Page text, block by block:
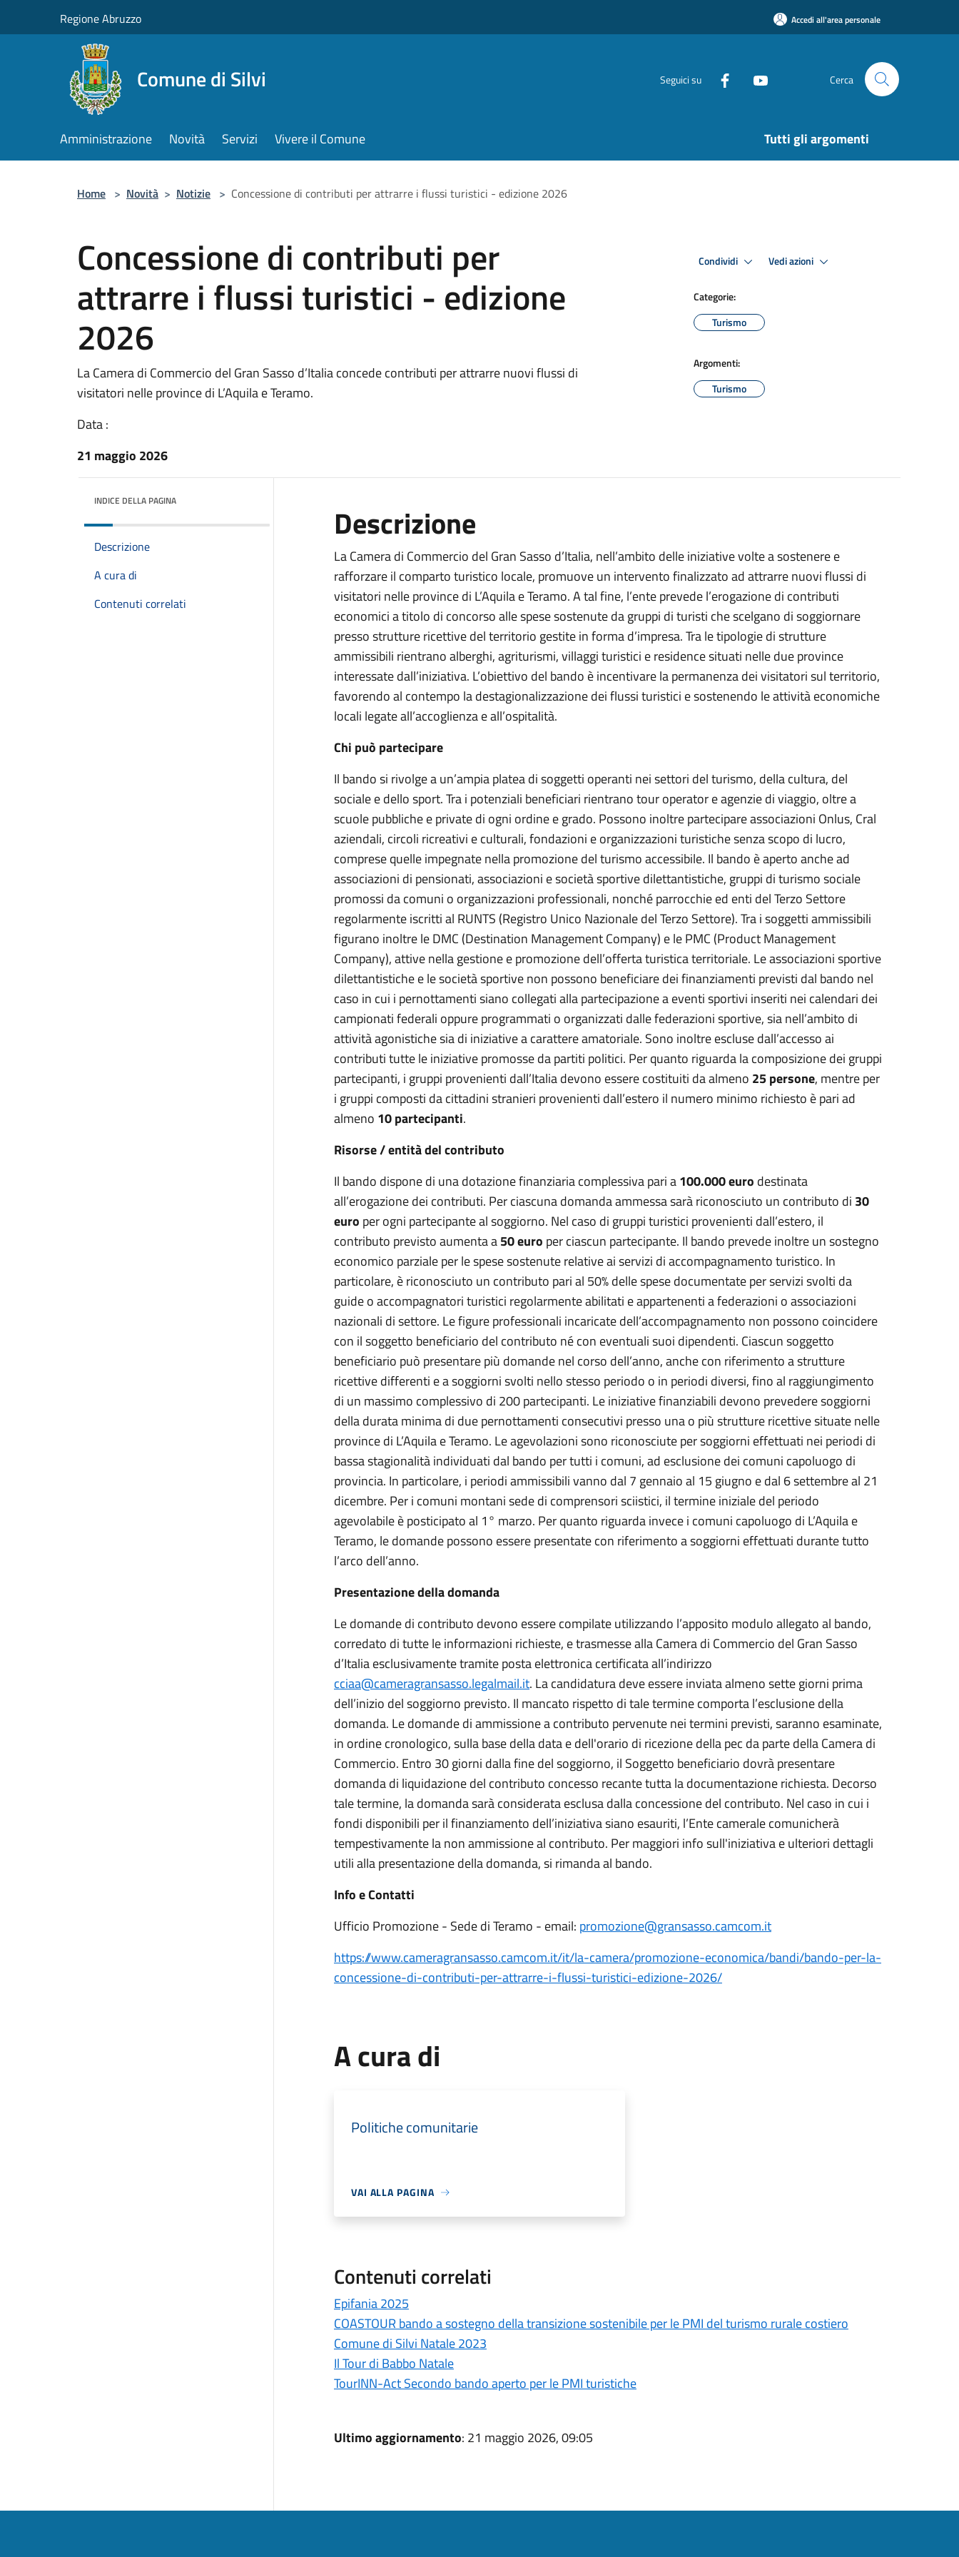
Regione Abruzzo Accedi all'area personale
Comune di Silvi Seguici su Cerca
Amministrazione Novità Servizi Vivere il Comune Tutti gli argomenti
Home > Novità > Notizie > Concessione di contributi per attrarre i flussi turistici - edizione 2026
Concessione di contributi per
attrarre i flussi turistici - edizione
2026
La Camera di Commercio del Gran Sasso d’Italia concede contributi per attrarre nuovi flussi di
visitatori nelle province di L’Aquila e Teramo.
Data :
21 maggio 2026
Condividi Vedi azioni
Categorie:
Turismo
Argomenti:
Turismo
INDICE DELLA PAGINA
Descrizione
A cura di
Contenuti correlati
Descrizione
La Camera di Commercio del Gran Sasso d’Italia, nell’ambito delle iniziative volte a sostenere e
rafforzare il comparto turistico locale, promuove un intervento finalizzato ad attrarre nuovi flussi di
visitatori nelle province di L’Aquila e Teramo. A tal fine, l’ente prevede l’erogazione di contributi
economici a titolo di concorso alle spese sostenute da gruppi di turisti che scelgano di soggiornare
presso strutture ricettive del territorio gestite in forma d’impresa. Tra le tipologie di strutture
ammissibili rientrano alberghi, agriturismi, villaggi turistici e residence situati nelle due province
interessate dall’iniziativa. L’obiettivo del bando è incentivare la permanenza dei visitatori sul territorio,
favorendo al contempo la destagionalizzazione dei flussi turistici e sostenendo le attività economiche
locali legate all’accoglienza e all’ospitalità.
Chi può partecipare
Il bando si rivolge a un’ampia platea di soggetti operanti nei settori del turismo, della cultura, del
sociale e dello sport. Tra i potenziali beneficiari rientrano tour operator e agenzie di viaggio, oltre a
scuole pubbliche e private di ogni ordine e grado. Possono inoltre partecipare associazioni Onlus, Cral
aziendali, circoli ricreativi e culturali, fondazioni e organizzazioni turistiche senza scopo di lucro,
comprese quelle impegnate nella promozione del turismo accessibile. Il bando è aperto anche ad
associazioni di pensionati, associazioni e società sportive dilettantistiche, gruppi di turismo sociale
promossi da comuni o organizzazioni professionali, nonché parrocchie ed enti del Terzo Settore
regolarmente iscritti al RUNTS (Registro Unico Nazionale del Terzo Settore). Tra i soggetti ammissibili
figurano inoltre le DMC (Destination Management Company) e le PMC (Product Management
Company), attive nella gestione e promozione dell’offerta turistica territoriale. Le associazioni sportive
dilettantistiche e le società sportive non possono beneficiare dei finanziamenti previsti dal bando nel
caso in cui i pernottamenti siano collegati alla partecipazione a eventi sportivi inseriti nei calendari dei
campionati federali oppure programmati o organizzati dalle federazioni sportive, sia nell’ambito di
attività agonistiche sia di iniziative a carattere amatoriale. Sono inoltre escluse dall’accesso ai
contributi tutte le iniziative promosse da partiti politici. Per quanto riguarda la composizione dei gruppi
partecipanti, i gruppi provenienti dall’Italia devono essere costituiti da almeno 25 persone, mentre per
i gruppi composti da cittadini stranieri provenienti dall’estero il numero minimo richiesto è pari ad
almeno 10 partecipanti.
Risorse / entità del contributo
Il bando dispone di una dotazione finanziaria complessiva pari a100.000 euro destinata
all’erogazione dei contributi. Per ciascuna domanda ammessa sarà riconosciuto un contributo di 30
euro per ogni partecipante al soggiorno. Nel caso di gruppi turistici provenienti dall’estero, il
contributo previsto aumenta a50 euro per ciascun partecipante. Il bando prevede inoltre un sostegno
economico parziale per le spese sostenute relative ai servizi di accompagnamento turistico. In
particolare, è riconosciuto un contributo pari al 50% delle spese documentate per servizi svolti da
guide o accompagnatori turistici regolarmente abilitati e appartenenti a federazioni o associazioni
nazionali di settore. Le figure professionali incaricate dell’accompagnamento non possono coincidere
con il soggetto beneficiario del contributo né con eventuali suoi dipendenti. Ciascun soggetto
beneficiario può presentare più domande nel corso dell’anno, anche con riferimento a strutture
ricettive differenti e a soggiorni svolti nello stesso periodo o in periodi diversi, fino al raggiungimento
di un massimo complessivo di 200 partecipanti. Le iniziative finanziabili devono prevedere soggiorni
della durata minima di due pernottamenti consecutivi presso una o più strutture ricettive situate nelle
province di L’Aquila e Teramo. Le agevolazioni sono riconosciute per soggiorni effettuati nei periodi di
bassa stagionalità individuati dal bando per tutti i comuni, ad esclusione dei comuni capoluogo di
provincia. In particolare, i periodi ammissibili vanno dal 7 gennaio al 15 giugno e dal 6 settembre al 21
dicembre. Per i comuni montani sede di comprensori sciistici, il termine iniziale del periodo
agevolabile è posticipato al 1° marzo. Per quanto riguarda invece i comuni capoluogo di L’Aquila e
Teramo, le domande possono essere presentate con riferimento a soggiorni effettuati durante tutto
l’arco dell’anno.
Presentazione della domanda
Le domande di contributo devono essere compilate utilizzando l’apposito modulo allegato al bando,
corredato di tutte le informazioni richieste, e trasmesse alla Camera di Commercio del Gran Sasso
d’Italia esclusivamente tramite posta elettronica certificata all’indirizzo
cciaa@cameragransasso.legalmail.it. La candidatura deve essere inviata almeno sette giorni prima
dell’inizio del soggiorno previsto. Il mancato rispetto di tale termine comporta l’esclusione della
domanda. Le domande di ammissione a contributo pervenute nei termini previsti, saranno esaminate,
in ordine cronologico, sulla base della data e dell'orario di ricezione della pec da parte della Camera di
Commercio. Entro 30 giorni dalla fine del soggiorno, il Soggetto beneficiario dovrà presentare
domanda di liquidazione del contributo concesso recante tutta la documentazione richiesta. Decorso
tale termine, la domanda sarà considerata esclusa dalla concessione del contributo. Nel caso in cui i
fondi disponibili per il finanziamento dell’iniziativa siano esauriti, l’Ente camerale comunicherà
tempestivamente la non ammissione al contributo. Per maggiori info sull'iniziativa e ulteriori dettagli
utili alla presentazione della domanda, si rimanda al bando.
Info e Contatti
Ufficio Promozione - Sede di Teramo - email: promozione@gransasso.camcom.it
https://www.cameragransasso.camcom.it/it/la-camera/promozione-economica/bandi/bando-per-la-
concessione-di-contributi-per-attrarre-i-flussi-turistici-edizione-2026/
A cura di
Politiche comunitarie
VAI ALLA PAGINA
Contenuti correlati
Epifania 2025
COASTOUR bando a sostegno della transizione sostenibile per le PMI del turismo rurale costiero
Comune di Silvi Natale 2023
Il Tour di Babbo Natale
TourINN-Act Secondo bando aperto per le PMI turistiche
Ultimo aggiornamento: 21 maggio 2026, 09:05